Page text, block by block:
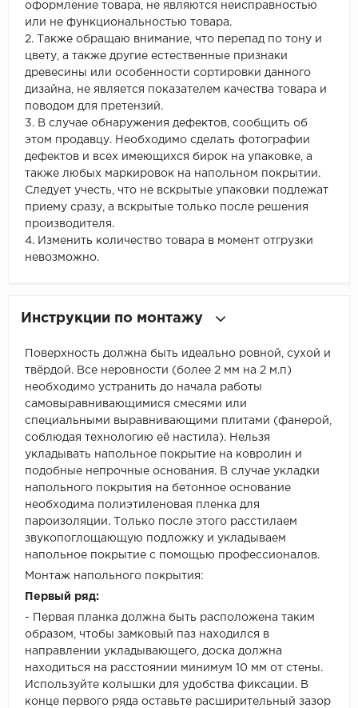
оформление товара, не являются неисправностью
или не функциональностью товара.
2. Также обращаю внимание, что перепад по тону и
цвету, а также другие естественные признаки
древесины или особенности сортировки данного
дизайна, не является показателем качества товара и
поводом для претензий.
3. В случае обнаружения дефектов, сообщить об
этом продавцу. Необходимо сделать фотографии
дефектов и всех имеющихся бирок на упаковке, а
также любых маркировок на напольном покрытии.
Следует учесть, что не вскрытые упаковки подлежат
приему сразу, а вскрытые только после решения
производителя.
4. Изменить количество товара в момент отгрузки
невозможно.
Инструкции по монтажу
Поверхность должна быть идеально ровной, сухой и
твёрдой. Все неровности (более 2 мм на 2 м.п)
необходимо устранить до начала работы
самовыравнивающимися смесями или
специальными выравнивающими плитами (фанерой,
соблюдая технологию её настила). Нельзя
укладывать напольное покрытие на ковролин и
подобные непрочные основания. В случае укладки
напольного покрытия на бетонное основание
необходима полиэтиленовая пленка для
пароизоляции. Только после этого расстилаем
звукопоглощающую подложку и укладываем
напольное покрытие с помощью профессионалов.
Монтаж напольного покрытия:
Первый ряд:
- Первая планка должна быть расположена таким
образом, чтобы замковый паз находился в
направлении укладывающего, доска должна
находиться на расстоянии минимум 10 мм от стены.
Используйте колышки для удобства фиксации. В
конце первого ряда оставьте расширительный зазор